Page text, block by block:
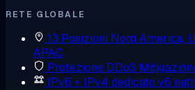
RETE GLOBALE
13 Posizioni Nord America,
APAC
Protezione DDoS
IPv6 + IPv4 dedicato v6